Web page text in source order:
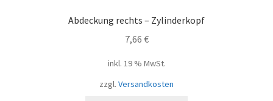
Abdeckung rechts – Zylinderkopf
7,66 €
inkl. 19 % MwSt.
zzgl. Versandkosten